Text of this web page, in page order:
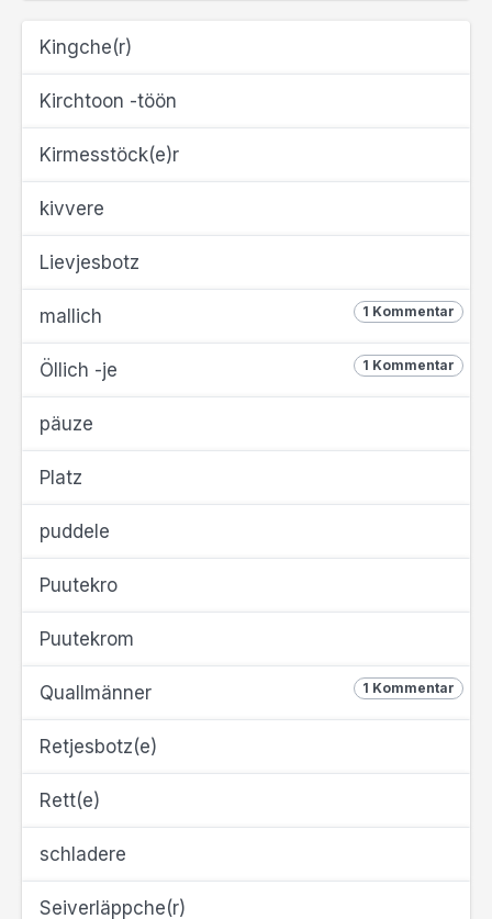
Kingche(r)
Kirchtoon -töön
Kirmesstöck(e)r
kivvere
Lievjesbotz
1 Kommentar
mallich
1 Kommentar
Öllich -je
päuze
Platz
puddele
Puutekro
Puutekrom
1 Kommentar
Quallmänner
Retjesbotz(e)
Rett(e)
schladere
Seiverläppche(r)